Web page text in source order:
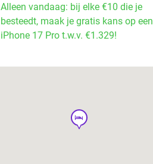
Alleen vandaag: bij elke €10 die je
besteedt, maak je gratis kans op een
iPhone 17 Pro t.w.v. €1.329!
hotel